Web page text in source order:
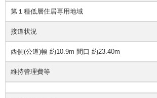
第１種低層住居専用地域
接道状況
西側(公道)幅 約10.9m 間口 約23.40m
維持管理費等